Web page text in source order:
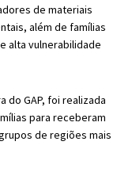
de materiais
além de famílias
alta vulnerabilidade
do GAP, foi realizada
para receberam
de regiões mais